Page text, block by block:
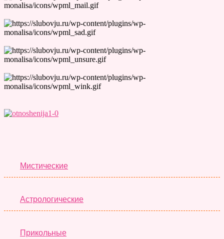
Мистические
Астрологические
Прикольные